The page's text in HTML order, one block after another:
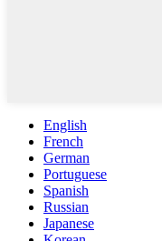
English
French
German
Portuguese
Spanish
Russian
Japanese